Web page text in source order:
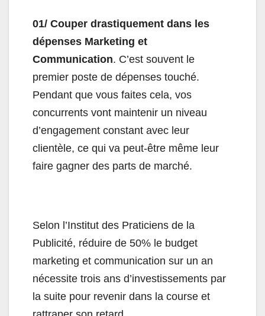
01/ Couper drastiquement dans les
dépenses Marketing et
Communication. C’est souvent le
premier poste de dépenses touché.
Pendant que vous faites cela, vos
concurrents vont maintenir un niveau
d’engagement constant avec leur
clientèle, ce qui va peut-être même leur
faire gagner des parts de marché.
Selon l’Institut des Praticiens de la
Publicité, réduire de 50% le budget
marketing et communication sur un an
nécessite trois ans d’investissements par
la suite pour revenir dans la course et